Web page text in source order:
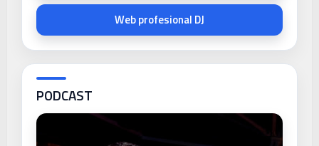
Web profesional DJ
PODCAST